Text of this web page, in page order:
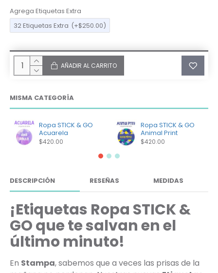
Agrega Etiquetas Extra
32 Etiquetas Extra (+$250.00)
AÑADIR AL CARRITO
MISMA CATEGORÍA
Ropa STICK & GO
Acuarela
$420.00
Ropa STICK & GO
Animal Print
$420.00
DESCRIPCIÓN RESEÑAS MEDIDAS
¡Etiquetas Ropa STICK &
GO que te salvan en el
último minuto!
En Stampa, sabemos que a veces las prisas de la